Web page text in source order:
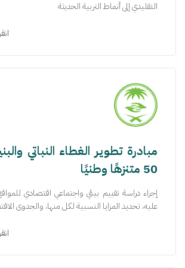
التقليدي إلى أنماط التربية الحديثة
مبادرة تطوير الغطاء النباتي
50 متنزهًا وطنيًا​
إجراء دراسة تقييم بيئي واجتماعي اقتصادي
عليه، تحديد المزايا النسبية لكل منها، والجدوى